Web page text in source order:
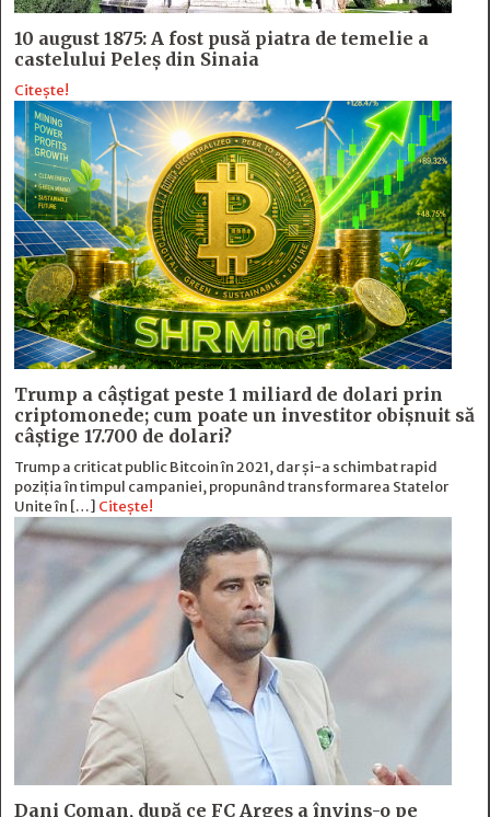
10 august 1875: A fost pusă piatra de temelie a
castelului Peleș din Sinaia
Citește!
Trump a câștigat peste 1 miliard de dolari prin
criptomonede; cum poate un investitor obișnuit să
câștige 17.700 de dolari?
Trump a criticat public Bitcoin în 2021, dar și-a schimbat rapid
poziția în timpul campaniei, propunând transformarea Statelor
Unite în […] Citește!
Dani Coman, după ce FC Argeș a învins-o pe